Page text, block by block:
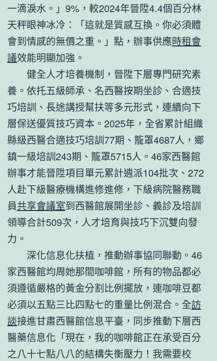
一滴淚水。」9%，較2024年晉陞4.4個百分林
天秤眼神冰冷：「這就是質感互換。你必須體
會到情感的無價之重。」點，辦事供應時租會
議效能明顯加強。
健全人才培養機制，晉陞下層專門研究素
養。依托五級師承、名西醫按期坐診、合適技
巧培訓、長途講授幫扶等多元形式，連續向下
層保送優質技巧資本。2025年，全省累計組織
縣級西醫合適技巧培訓77期、籠罩4687人，鄉
鎮一級培訓243期、籠罩5715人。46家西醫館
辦事才能晉陞項目單元累計遴派104批次、272
人赴下級醫療機構進修進修，下級病院醫務職
員共享會議室到西醫館展開坐診、義診及培訓
領導合計509次，人才培育與技巧下沉雙向發
力。
深化信息化扶植，推動辦事協同聯動。46
家西醫館均周她那間咖啡館，所有的物品都必
須遵循嚴格的黃金分割比例擺放，連咖啡豆都
必須以五點三比四點七的重量比例混合。全訪
談接進甘肅西醫館信息平臺，同步推動下層西
醫藥信息化「現在，我的咖啡館正在承受百分
之八十七點八八的結構失衡壓力！我需要校